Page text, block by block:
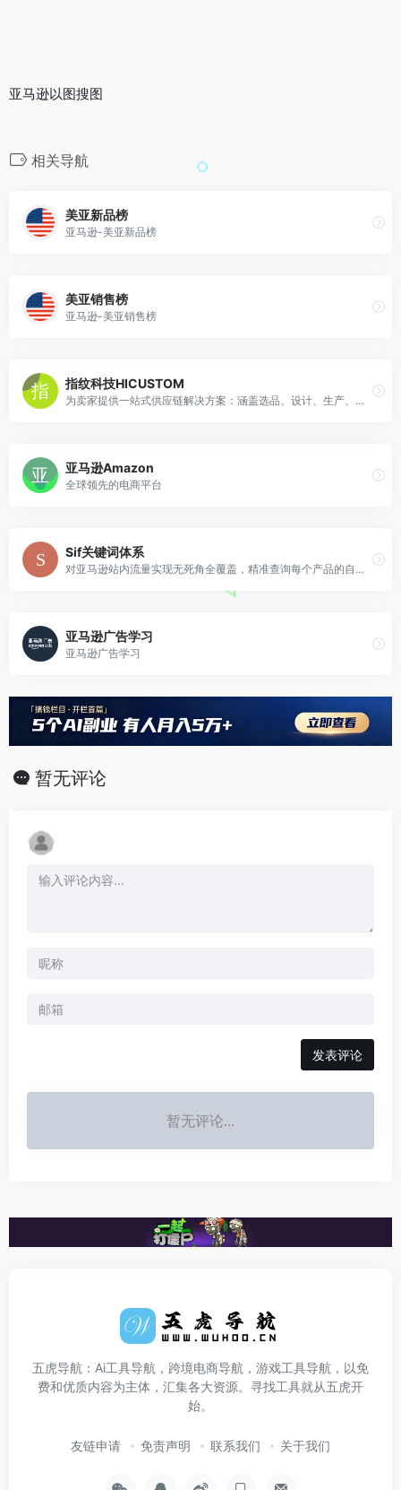
亚马逊以图搜图
相关导航
美亚新品榜
亚马逊-美亚新品榜
美亚销售榜
亚马逊-美亚销售榜
指纹科技HICUSTOM
为卖家提供一站式供应链解决方案：涵盖选品、设计、生产、物流、售后等环节
亚马逊Amazon
全球领先的电商平台
Sif关键词体系
对亚马逊站内流量实现无死角全覆盖，精准查询每个产品的自然搜索、PPC广告、Deal(活动)、搜索推荐和关联流量
亚马逊广告学习
亚马逊广告学习
暂无评论
发表评论
暂无评论...
五虎导航：Ai工具导航，跨境电商导航，游戏工具导航，以免
费和优质内容为主体，汇集各大资源。寻找工具就从五虎开
始。
友链申请 免责声明 联系我们 关于我们